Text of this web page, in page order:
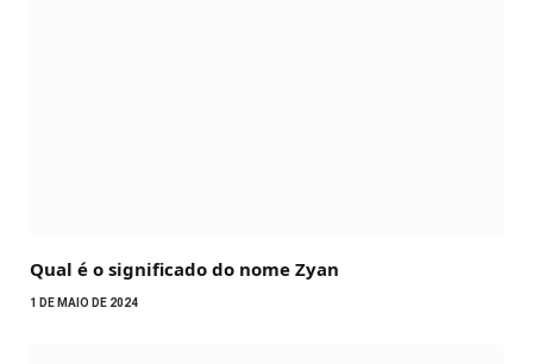
Qual é o significado do nome Zyan
1 DE MAIO DE 2024